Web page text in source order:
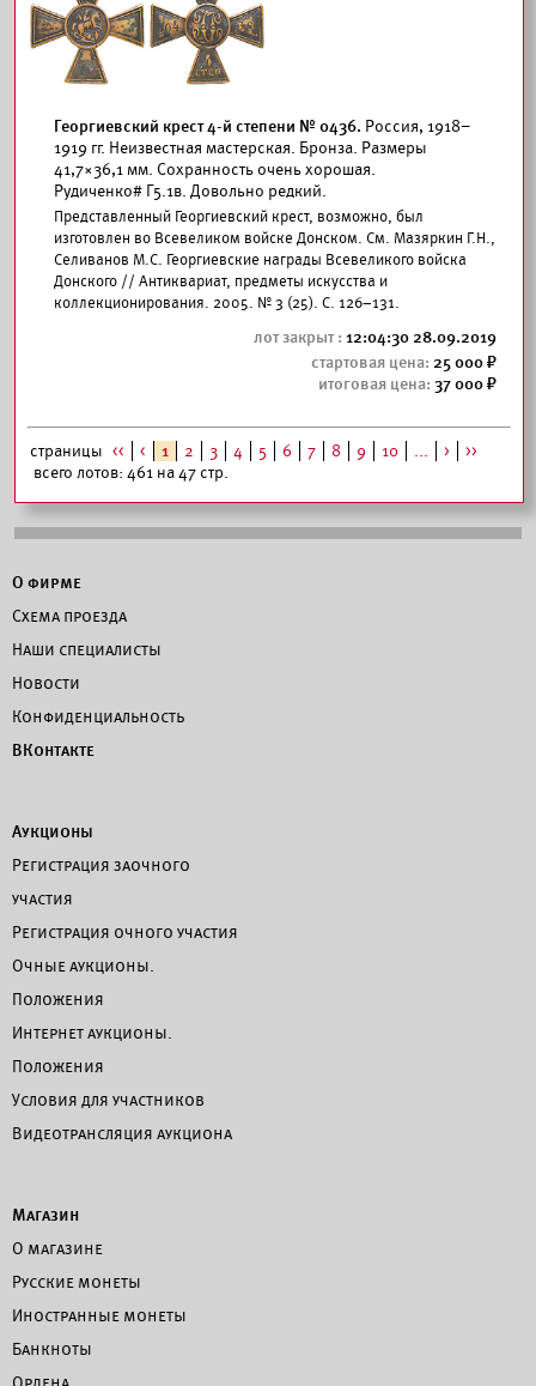
Георгиевский крест 4-й степени № 0436. Россия, 1918–
1919 гг. Неизвестная мастерская. Бронза. Размеры
41,7×36,1 мм. Сохранность очень хорошая.
Рудиченко# Г5.1в. Довольно редкий.
Представленный Георгиевский крест, возможно, был
изготовлен во Всевеликом войске Донском. См. Мазяркин Г.Н.,
Селиванов М.С. Георгиевские награды Всевеликого войска
Донского // Антиквариат, предметы искусства и
коллекционирования. 2005. № 3 (25). С. 126–131.
12:04:30 28.09.2019
25 000
37 000
страницы << < 1 2 3 4 5 6 7 8 9 10 ... >
>>
всего лотов: 461 на 47 стр.
О фирме
Схема проезда
Наши специалисты
Новости
Конфиденциальность
ВКонтакте
Аукционы
Регистрация заочного
участия
Регистрация очного участия
Очные аукционы.
Положения
Интернет аукционы.
Положения
Условия для участников
Видеотрансляция аукциона
Магазин
О магазине
Русские монеты
Иностранные монеты
Банкноты